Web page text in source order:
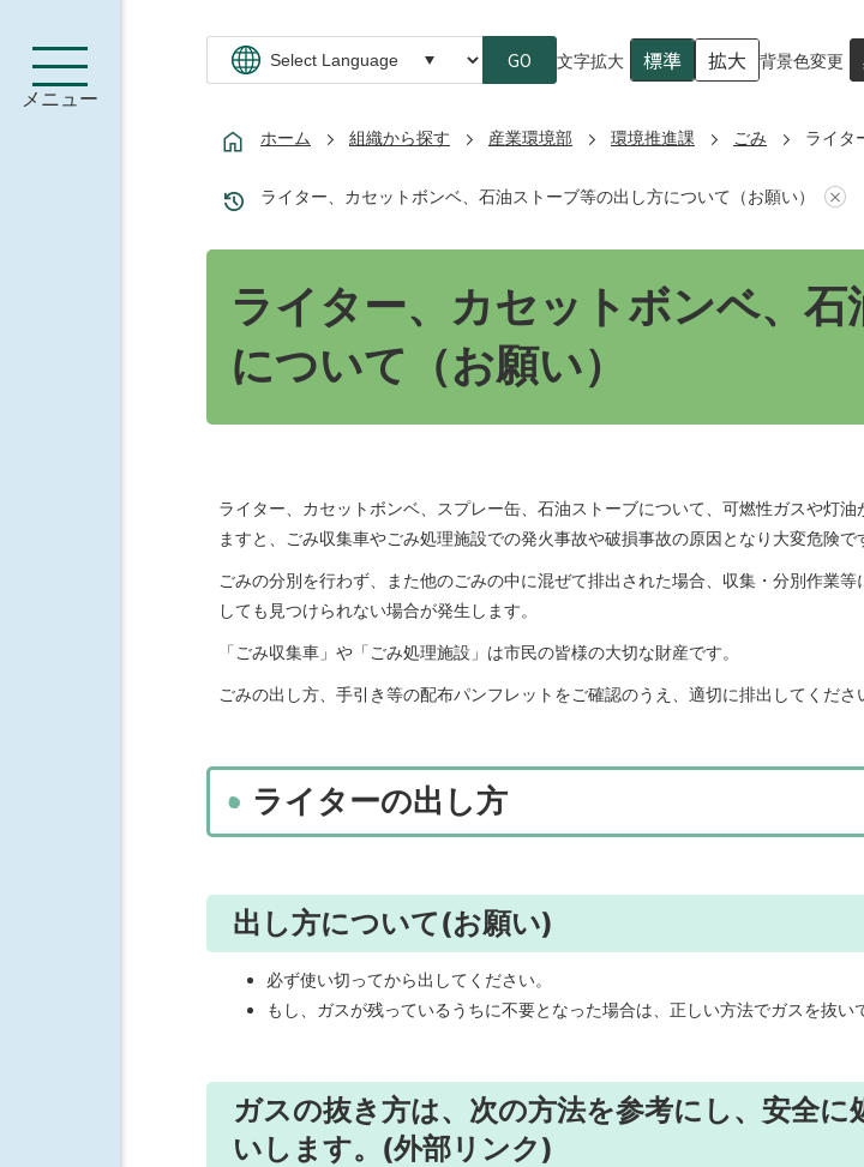
メニュー
GO 文字拡大 標準 拡大 背景色変更
ホーム 組織から探す 産業環境部 環境推進課 ごみ ライタ
ライター、カセットボンベ、石油ストーブ等の出し方について（お願い）
ライター、カセットボンベ、
について（お願い）
ライター、カセットボンベ、スプレー缶、石油ストーブについて、可燃性ガスや灯
ますと、ごみ収集車やごみ処理施設での発火事故や破損事故の原因となり大変危険で
ごみの分別を行わず、また他のごみの中に混ぜて排出された場合、収集・分別作業
しても見つけられない場合が発生します。
「ごみ収集車」や「ごみ処理施設」は市民の皆様の大切な財産です。
ごみの出し方、手引き等の配布パンフレットをご確認のうえ、適切に排出してくださ
ライターの出し方
出し方について(お願い)
必ず使い切ってから出してください。
もし、ガスが残っているうちに不要となった場合は、正しい方法でガスを抜い
ガスの抜き方は、次の方法を参考にし、安全に
いします。(外部リンク)